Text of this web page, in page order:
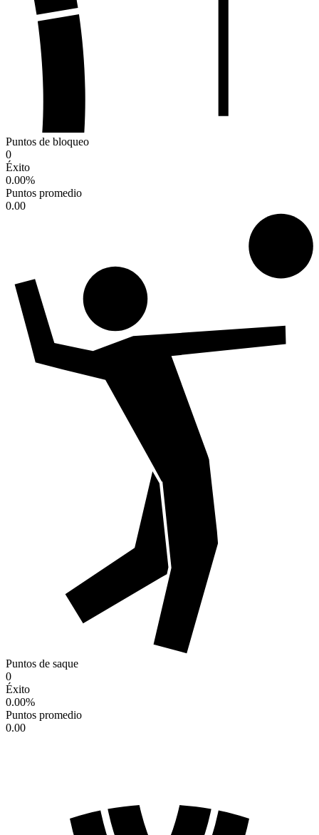
Puntos de bloqueo
0
Éxito
0.00%
Puntos promedio
0.00
Puntos de saque
0
Éxito
0.00%
Puntos promedio
0.00